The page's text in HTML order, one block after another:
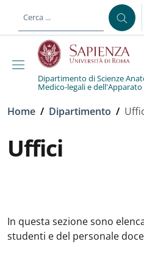
al contenuto principale
Dipartimento di Scienze
Medico-legali e
Briciole di pane
Home / Dipartimento /
Uffici
In questa sezione sono
studenti e del personale